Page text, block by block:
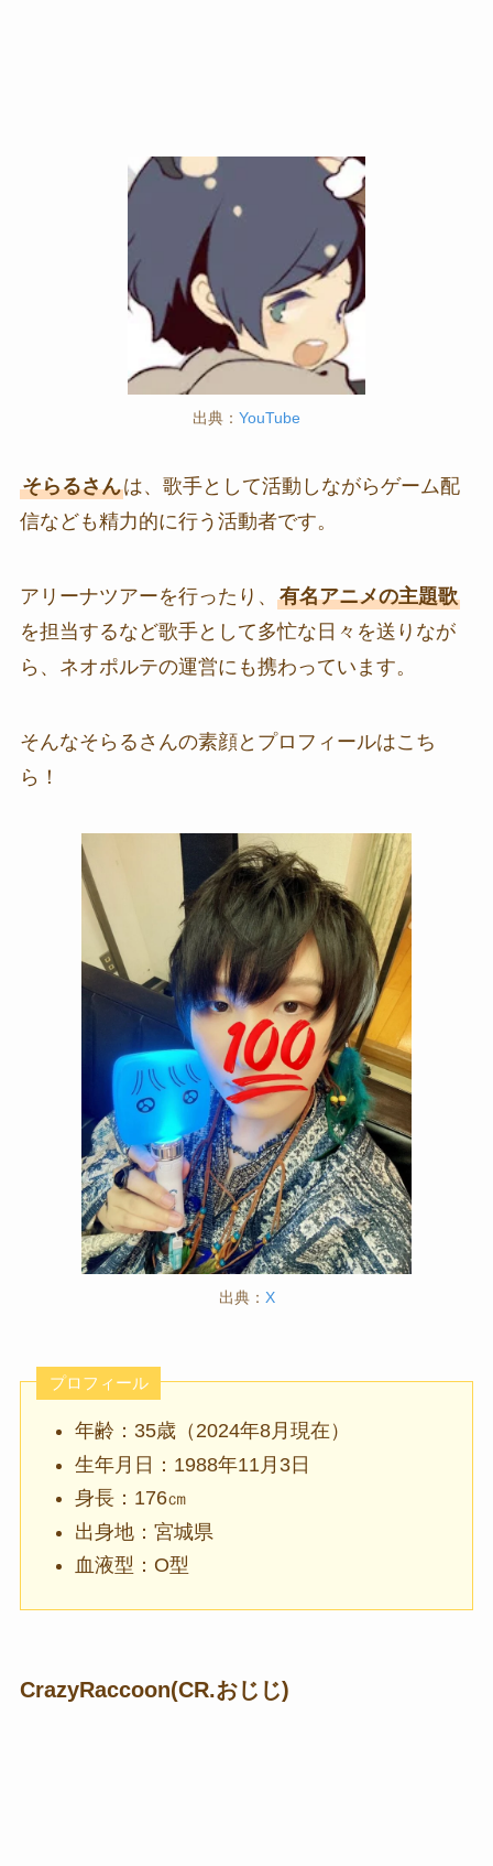
出典： YouTube
そらるさんは、歌手として活動しながらゲーム配
信なども精力的に行う活動者です。
アリーナツアーを行ったり、 有名アニメの主題歌
を担当するなど歌手として多忙な日々を送りなが
ら、ネオポルテの運営にも携わっています。
そんなそらるさんの素顔とプロフィールはこち
ら！
出典： X
プロフィール
年齢：35歳（2024年8月現在）
生年月日：1988年11月3日
身長：176㎝
出身地：宮城県
血液型：O型
CrazyRaccoon(CR.おじじ)